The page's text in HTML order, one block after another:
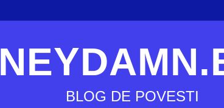
BLOG DE POVESTI